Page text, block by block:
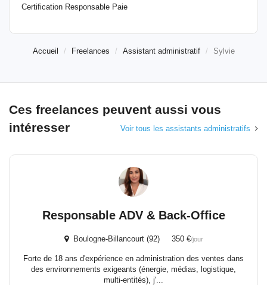
Certification Responsable Paie
Accueil Freelances Assistant administratif Sylvie
Ces freelances peuvent aussi vous
intéresser
Voir tous les assistants administratifs
Responsable ADV & Back-Office
Boulogne-Billancourt (92) 350 €/jour
Forte de 18 ans d'expérience en administration des ventes dans
des environnements exigeants (énergie, médias, logistique,
multi-entités), j'...